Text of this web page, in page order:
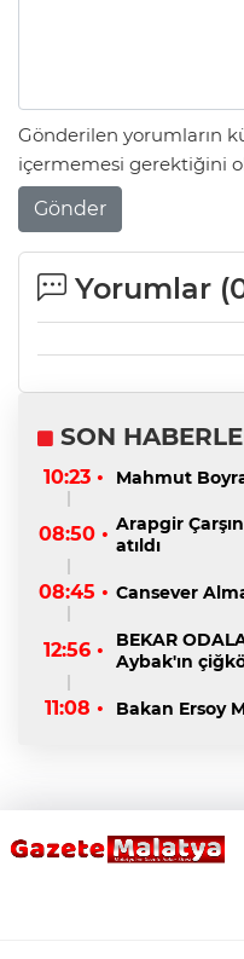
Gönderilen yorumların
içermemesi gerektiğini
Gönder
Yorumlar (
SON
10:23 • Mahmut
08:50 • Arapgir
atıldı
08:45 • Cansever
12:56 •
BEKAR
Aybak'ın
11:08 • Bakan Ersoy